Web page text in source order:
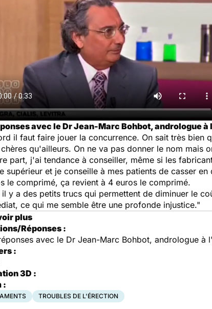
avec le Dr Jean-Marc Bohbot, andrologue
il faut faire jouer la concurrence. On sait très bien
qu'ailleurs. On ne va pas donner le nom mais
part, j'ai tendance à conseiller, même si les
supérieur et je conseille à mes patients de casser
le comprimé, ça revient à 4 euros le comprimé.
y a des petits trucs qui permettent de diminuer le
ce qui me semble être une profonde injustice."
plus
Réponses :
avec le Dr Jean-Marc Bohbot, andrologue à
:
3D :
:
TROUBLES DE L'ÉRECTION